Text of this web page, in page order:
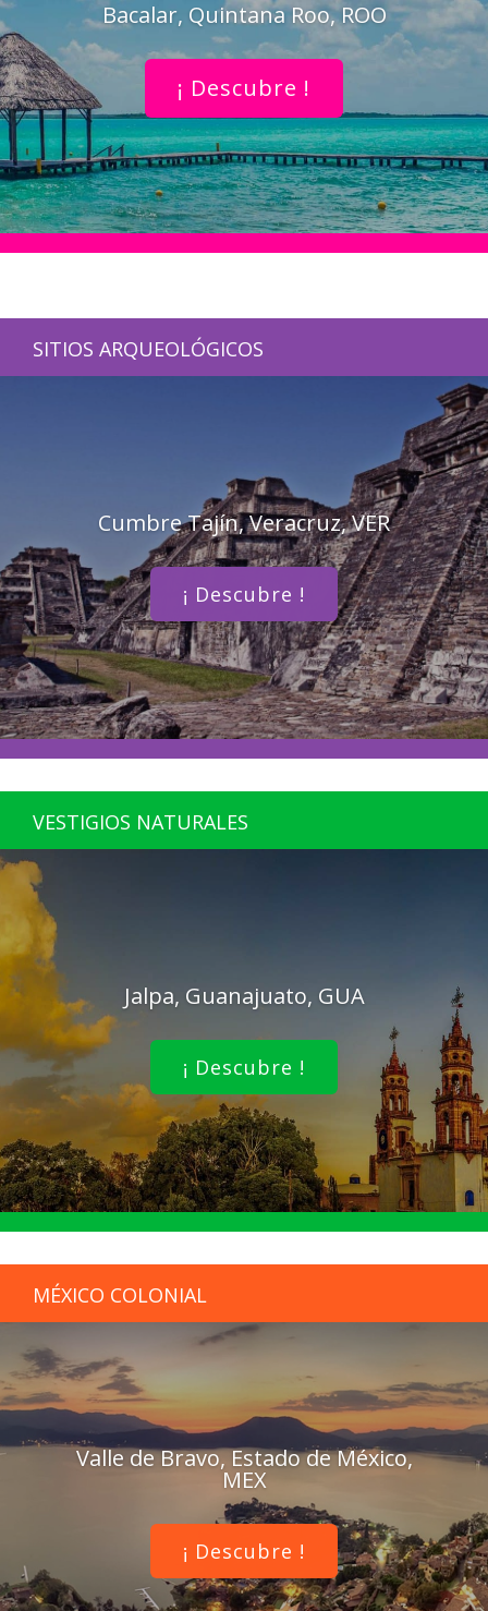
Bacalar, Quintana Roo, ROO
¡ Descubre !
SITIOS ARQUEOLÓGICOS
Cumbre Tajín, Veracruz, VER
¡ Descubre !
VESTIGIOS NATURALES
Jalpa, Guanajuato, GUA
¡ Descubre !
MÉXICO COLONIAL
Valle de Bravo, Estado de México,
MEX
¡ Descubre !